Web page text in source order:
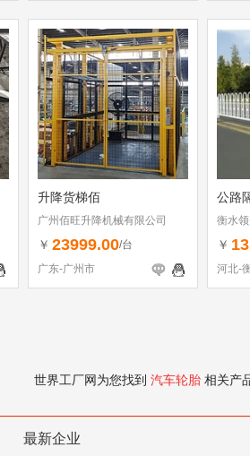
升降货梯佰
广州佰旺升降机械有限公司
￥ 23999.00/台
广东-广州市
公路
衡水
￥
河北-
世界工厂网为您找到 汽车轮胎 相关产
最新企业